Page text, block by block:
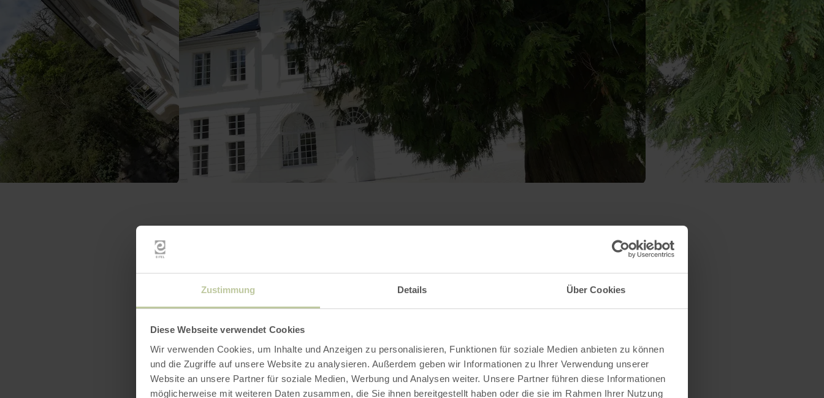
Zustimmung Details Über Cookies
Diese Webseite verwendet Cookies
Wir verwenden Cookies, um Inhalte und Anzeigen zu personalisieren, Funktionen für soziale Medien anbieten zu können
und die Zugriffe auf unsere Website zu analysieren. Außerdem geben wir Informationen zu Ihrer Verwendung unserer
Website an unsere Partner für soziale Medien, Werbung und Analysen weiter. Unsere Partner führen diese Informationen
möglicherweise mit weiteren Daten zusammen, die Sie ihnen bereitgestellt haben oder die sie im Rahmen Ihrer Nutzung